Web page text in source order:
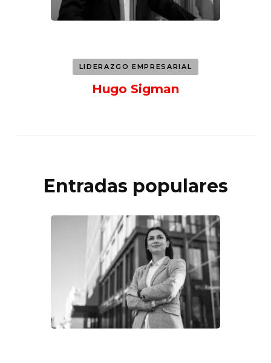
LIDERAZGO EMPRESARIAL
Hugo Sigman
Entradas populares